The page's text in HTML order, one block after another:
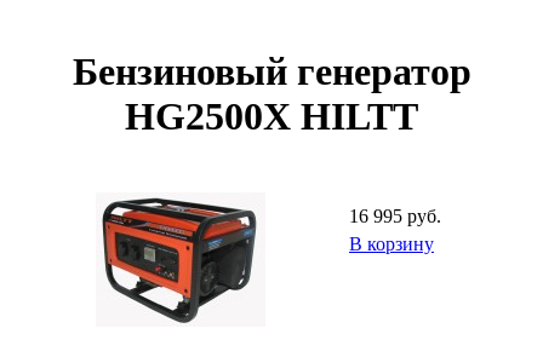
Бензиновый генератор
HG2500X HILTT
16 995 руб.
В корзину